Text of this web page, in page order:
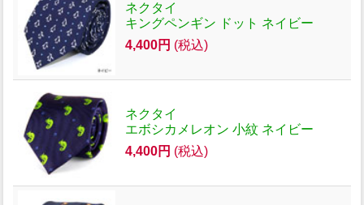
ネクタイ
キングペンギン ドット ネイビー
4,400円 (税込)
ネクタイ
エボシカメレオン 小紋 ネイビー
4,400円 (税込)